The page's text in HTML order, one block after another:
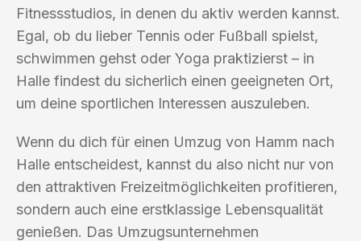
Fitnessstudios, in denen du aktiv werden kannst.
Egal, ob du lieber Tennis oder Fußball spielst,
schwimmen gehst oder Yoga praktizierst – in
Halle findest du sicherlich einen geeigneten Ort,
um deine sportlichen Interessen auszuleben.
Wenn du dich für einen Umzug von Hamm nach
Halle entscheidest, kannst du also nicht nur von
den attraktiven Freizeitmöglichkeiten profitieren,
sondern auch eine erstklassige Lebensqualität
genießen. Das Umzugsunternehmen